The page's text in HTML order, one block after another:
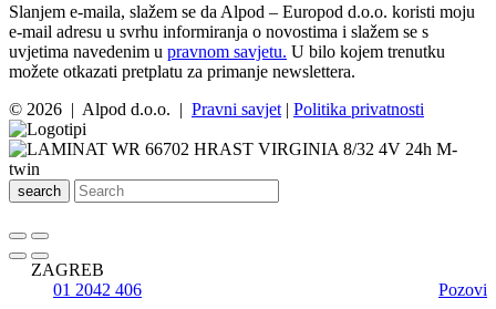
Slanjem e-maila, slažem se da Alpod – Europod d.o.o. koristi moju
e-mail adresu u svrhu informiranja o novostima i slažem se s
uvjetima navedenim u pravnom savjetu. U bilo kojem trenutku
možete otkazati pretplatu za primanje newslettera.
© 2026 | Alpod d.o.o. | Pravni savjet | Politika privatnosti
search
ZAGREB
01 2042 406
Pozovi